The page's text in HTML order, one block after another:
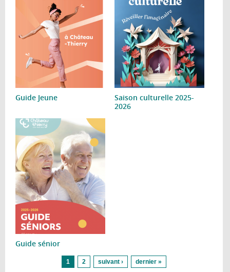
Guide Jeune
Saison culturelle 2025-
2026
Guide sénior
1 2 suivant › dernier »